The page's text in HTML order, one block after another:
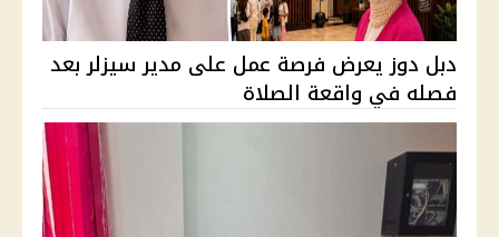
دبل دوز يعرض فرصة عمل على مدير سيزلر بعد
فصله في واقعة الصلاة